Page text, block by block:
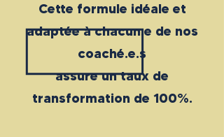
Cette formule idéale et
adaptée à chacun.e de nos
coaché.e.s
assure un taux de
transformation de 100%.